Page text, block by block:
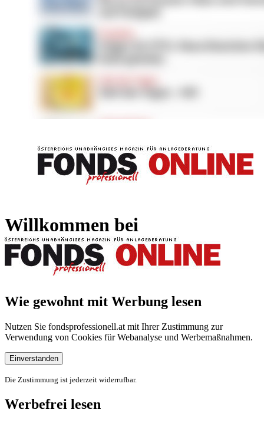
Willkommen bei
Wie gewohnt mit Werbung lesen
Nutzen Sie fondsprofessionell.at mit Ihrer Zustimmung zur
Verwendung von Cookies für Webanalyse und Werbemaßnahmen.
Einverstanden
Die Zustimmung ist jederzeit widerrufbar.
Werbefrei lesen